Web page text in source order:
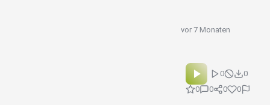
vor 7 Monaten
0
0
0
0 0 0